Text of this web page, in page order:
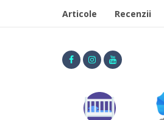
Articole Recenzii